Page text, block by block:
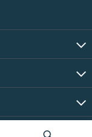
права защищены.